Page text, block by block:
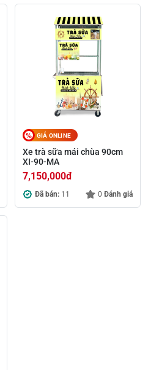
GIÁ ONLINE
Xe trà sữa mái chùa 90cm
XI-90-MA
7,150,000đ
Đã bán: 11 0 Đánh giá